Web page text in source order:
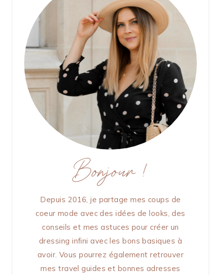
Bonjour !
Depuis 2016, je partage mes coups de
coeur mode avec des idées de looks, des
conseils et mes astuces pour créer un
dressing infini avec les bons basiques à
avoir. Vous pourrez également retrouver
mes travel guides et bonnes adresses